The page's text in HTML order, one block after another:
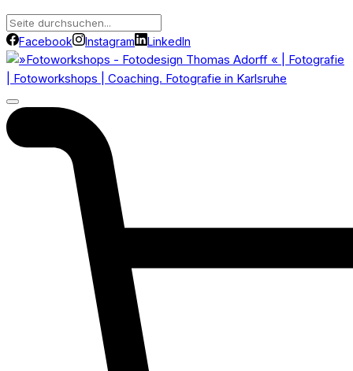
Facebook Instagram LinkedIn